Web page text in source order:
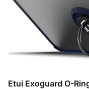
Etui Exoguard O-